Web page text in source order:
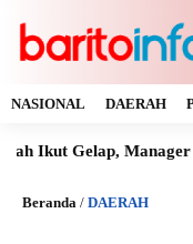
NASIONAL DAERAH
Manager PLN ULP
Beranda / DAERAH